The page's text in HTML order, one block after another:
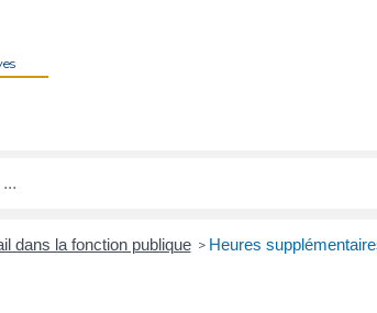
dans la fonction publique > Heures